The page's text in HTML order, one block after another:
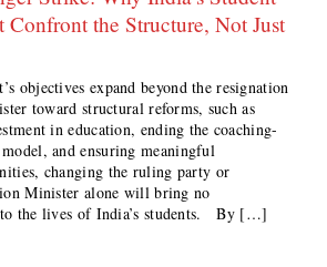
Confront the Structure, Not Just
objectives expand beyond the resignation
toward structural reforms, such as
in education, ending the coaching-
and ensuring meaningful
changing the ruling party or
Minister alone will bring no
to the lives of India’s students. By […]